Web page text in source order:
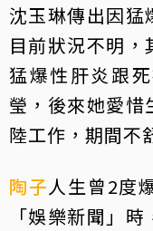
沈玉琳傳出因猛
目前狀況不明
猛爆性肝炎跟
瑩，後來她愛惜
陸工作，期間不
陶子人生曾2度
「娛樂新聞」